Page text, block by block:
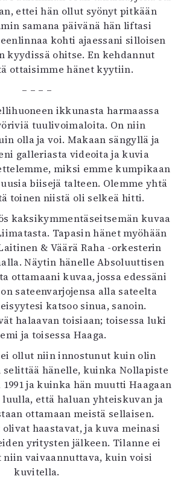
ettei hän ollut syönyt pitkään
samana päivänä hän liftasi
kohti ajaessani silloisen
kyydissä ohitse. En kehdannut
ottaisimme hänet kyytiin.
– – – –
ikkunasta harmaassa
tuulivoimaloita. On niin
olla ja voi. Makaan sängyllä ja
galleriasta videoita ja kuvia
miksi emme kumpikaan
biisejä talteen. Olemme yhtä
toinen niistä oli selkeä hitti.
kaksikymmentäseitsemän kuvaa
Tapasin hänet myöhään
& Väärä Raha -orkesterin
Näytin hänelle Absoluuttisen
ottamaani kuvaa, jossa edessäni
sateenvarjojensa alla sateelta
katsoo sinua, sanoin.
halaavan toisiaan; toisessa luki
ja toisessa Haaga.
ollut niin innostunut kuin olin
hänelle, kuinka Nollapiste
ja kuinka hän muutti Haagaan
luulla, että haluan yhteiskuvan ja
ottamaan meistä sellaisen.
haastavat, ja kuva meinasi
yritysten jälkeen. Tilanne ei
vaivaannuttava, kuin voisi
kuvitella.